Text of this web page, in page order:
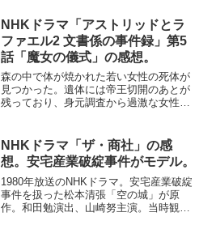
捜査を進める。このエピソードは、犯人
の動機が明らかではなく、そ...
NHKドラマ「アストリッドとラ
ファエル2 文書係の事件録」第5
話「魔女の儀式」の感想。
森の中で体が焼かれた若い女性の死体が
見つかった。遺体には帝王切開のあとが
残っており、身元調査から過激な女性解
けで運営される施設を訪れ、事件の手が
かりを探る。そして、被害者...
NHKドラマ「ザ・商社」の感
想。安宅産業破綻事件がモデル。
1980年放送のNHKドラマ。安宅産業破綻
事件を扱った松本清張「空の城」が原
作。和田勉演出、山崎努主演。当時観た